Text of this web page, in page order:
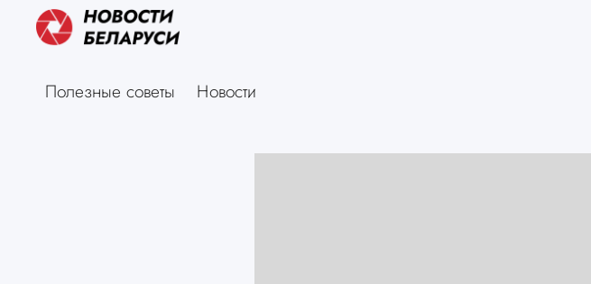
Полезные советы Новости